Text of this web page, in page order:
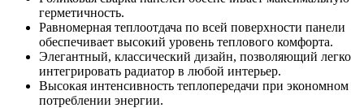
герметичность.
Равномерная теплоотдача по всей поверхности панели
обеспечивает высокий уровень теплового комфорта.
Элегантный, классический дизайн, позволяющий легко
интегрировать радиатор в любой интерьер.
Высокая интенсивность теплопередачи при экономном
потреблении энергии.